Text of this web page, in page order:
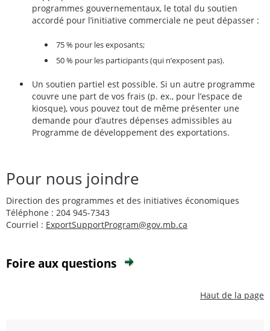
programmes gouvernementaux, le total du soutien
accordé pour l’initiative commerciale ne peut dépasser :
75 % pour les exposants;
50 % pour les participants (qui n’exposent pas).
Un soutien partiel est possible. Si un autre programme
couvre une part de vos frais (p. ex., pour l’espace de
kiosque), vous pouvez tout de même présenter une
demande pour d’autres dépenses admissibles au
Programme de développement des exportations.
Pour nous joindre
Direction des programmes et des initiatives économiques
Téléphone : 204 945-7343
Courriel : ExportSupportProgram@gov.mb.ca
Foire aux questions
Haut de la page